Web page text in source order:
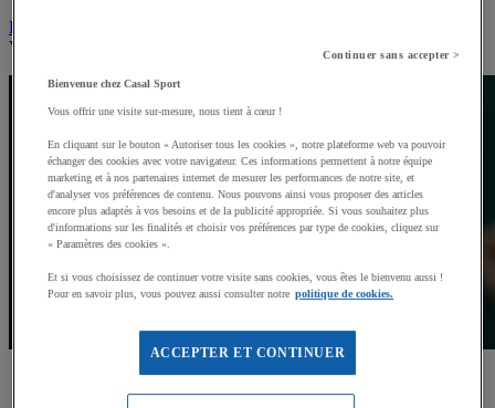
Pickleball
Voir tous les produits
Sports de Raquettes
Continuer sans accepter >
Bienvenue chez Casal Sport
Vous offrir une visite sur-mesure, nous tient à cœur !
En cliquant sur le bouton « Autoriser tous les cookies », notre plateforme web va pouvoir
échanger des cookies avec votre navigateur. Ces informations permettent à notre équipe
marketing et à nos partenaires internet de mesurer les performances de notre site, et
d'analyser vos préférences de contenu. Nous pouvons ainsi vous proposer des articles
encore plus adaptés à vos besoins et de la publicité appropriée. Si vous souhaitez plus
d'informations sur les finalités et choisir vos préférences par type de cookies, cliquez sur
« Paramètres des cookies ».
Et si vous choisissez de continuer votre visite sans cookies, vous êtes le bienvenu aussi !
Pour en savoir plus, vous pouvez aussi consulter notre politique de cookies.
ACCEPTER ET CONTINUER